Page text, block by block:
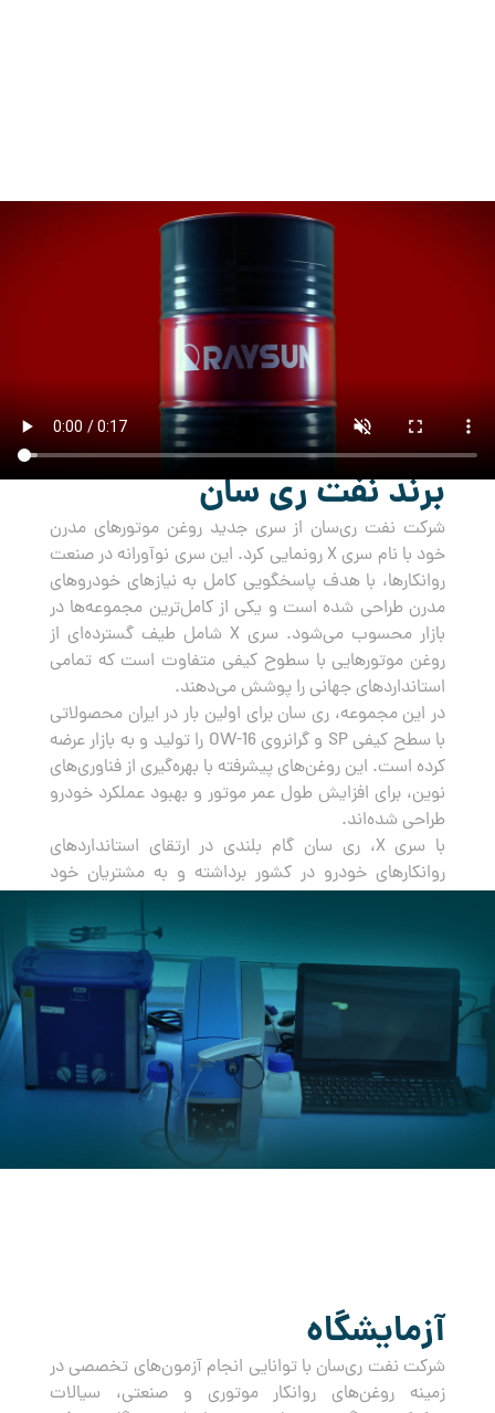
برند نفت ری سان
شرکت نفت ری‌سان از سری جدید روغن‌ موتورهای مدرن
خود با نام سری X رونمایی کرد. این سری نوآورانه در صنعت
روانکارها، با هدف پاسخگویی کامل به نیازهای خودروهای
مدرن طراحی شده است و یکی از کامل‌ترین مجموعه‌ها در
بازار محسوب می‌شود. سری X شامل طیف گسترده‌ای از
روغن‌ موتورهایی با سطوح کیفی متفاوت است که تمامی
استانداردهای جهانی را پوشش می‌دهند.
در این مجموعه، ری سان برای اولین بار در ایران محصولاتی
با سطح کیفی SP و گرانروی OW-16 را تولید و به بازار عرضه
کرده است. این روغن‌های پیشرفته با بهره‌گیری از فناوری‌های
نوین، برای افزایش طول عمر موتور و بهبود عملکرد خودرو
طراحی شده‌اند.
با سری X، ری سان گام بلندی در ارتقای استانداردهای
روانکارهای خودرو در کشور برداشته و به مشتریان خود
آزمایشگاه
شرکت نفت ری‌سان با توانایی انجام آزمون‌های تخصصی در
زمینه روغن‌های روانکار موتوری و صنعتی، سیالات